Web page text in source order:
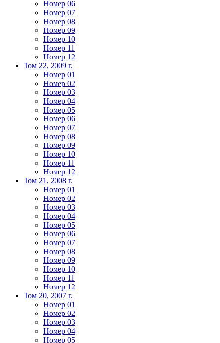
Номер 06
Номер 07
Номер 08
Номер 09
Номер 10
Номер 11
Номер 12
Том 22, 2009 г.
Номер 01
Номер 02
Номер 03
Номер 04
Номер 05
Номер 06
Номер 07
Номер 08
Номер 09
Номер 10
Номер 11
Номер 12
Том 21, 2008 г.
Номер 01
Номер 02
Номер 03
Номер 04
Номер 05
Номер 06
Номер 07
Номер 08
Номер 09
Номер 10
Номер 11
Номер 12
Том 20, 2007 г.
Номер 01
Номер 02
Номер 03
Номер 04
Номер 05